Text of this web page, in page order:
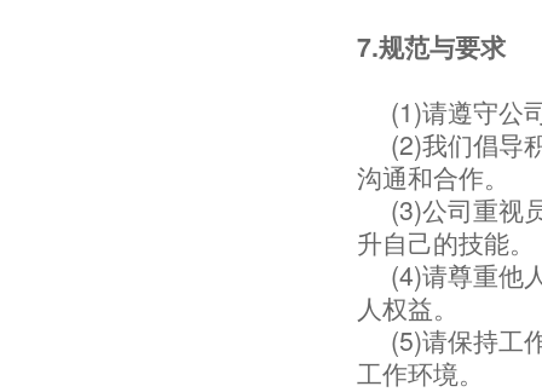
7.规范与要求
(1)请遵守公
(2)我们倡导
沟通和合作。
(3)公司重视
升自己的技能。
(4)请尊重他
人权益。
(5)请保持工
工作环境。